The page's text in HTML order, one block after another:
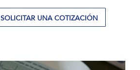
SOLICITAR UNA COTIZACIÓN